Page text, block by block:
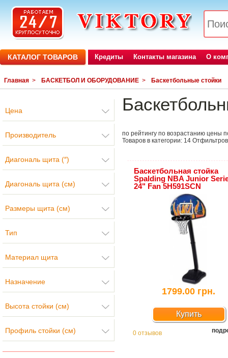
КАТАЛОГ ТОВАРОВ Кредиты Контакты магазина О
Главная > БАСКЕТБОЛ И ОБОРУДОВАНИЕ > Баскетбольные стойки
Цена
Производитель
Диагональ щита (″)
Диагональ щита (см)
Размеры щита (см)
Тип
Материал щита
Назначение
Высота стойки (см)
Профиль стойки (см)
по рейтингу по возрастанию цены
Товаров в категории: 14
Баскетбольная стойка
Spalding NBA Junior
24" Fan 5H591SCN
1799.00 грн.
Купить
0 отзывов